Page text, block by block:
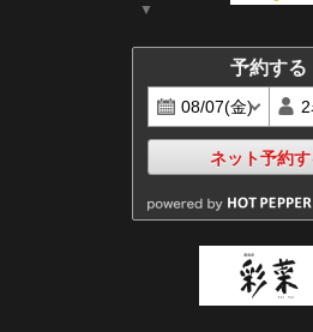
▼
予約する
ネット予約す